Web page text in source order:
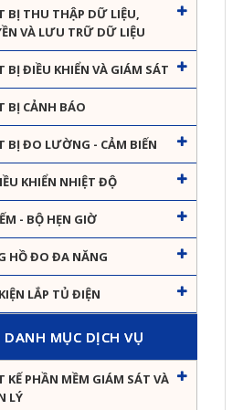
BỊ THU THẬP DỮ LIỆU,
VÀ LƯU TRỮ DỮ LIỆU
BỊ ĐIỀU KHIỂN VÀ GIÁM SÁT
BỊ CẢNH BÁO
BỊ ĐO LƯỜNG - CẢM BIẾN
KHIỂN NHIỆT ĐỘ
- BỘ HẸN GIỜ
HỒ ĐO ĐA NĂNG
LẮP TỦ ĐIỆN
DANH MỤC DỊCH VỤ
KẾ PHẦN MỀM GIÁM SÁT VÀ
LÝ